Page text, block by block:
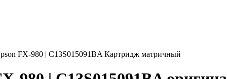
FX-980 | C13S015091BA Картридж матричный